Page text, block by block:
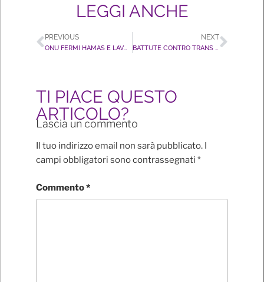
LEGGI ANCHE
PREVIOUS
ONU FERMI HAMAS E LAVORI PER LA PACE
NEXT
TI PIACE QUESTO
ARTICOLO?
Lascia un commento
Il tuo indirizzo email non sarà pubblicato. I
campi obbligatori sono contrassegnati *
Commento*